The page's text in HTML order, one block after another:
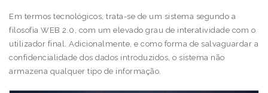
Em termos tecnológicos, trata-se de um sistema segundo a
filosofia WEB 2.0, com um elevado grau de interatividade com o
utilizador final. Adicionalmente, e como forma de salvaguardar a
confidencialidade dos dados introduzidos, o sistema não
armazena qualquer tipo de informação.